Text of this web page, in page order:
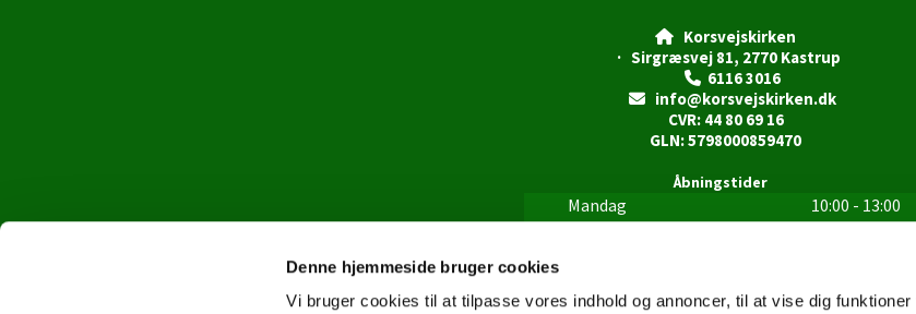
Denne hjemmeside bruger cookies
Vi bruger cookies til at tilpasse vores indhold og annoncer, til at vise dig

Korsvejskirken
· Sirgræsvej 81, 2770 Kastrup
6116 3016
info@korsvejskirken.dk
CVR: 44 80 69 16
GLN: 5798000859470
Åbningstider
Mandag
10:00 - 13:00
Tirsdag
10:00 - 13:00
15:00 - 18:00